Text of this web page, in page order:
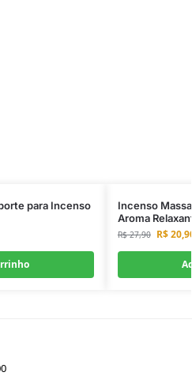
para Incenso
Incenso
Aroma
R$27,90 R$